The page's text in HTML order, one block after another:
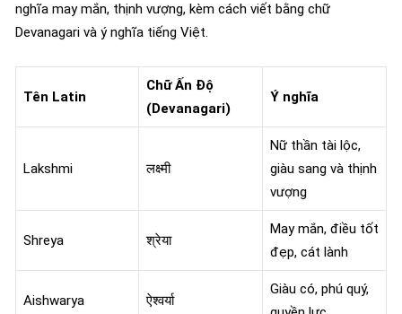
nghĩa may mắn, thịnh vượng, kèm cách viết bằng chữ
Devanagari và ý nghĩa tiếng Việt.
Tên Latin
Chữ Ấn Độ
(Devanagari)
Ý nghĩa
Lakshmi लक्ष्मी
Nữ thần tài lộc,
giàu sang và thịnh
vượng
Shreya श्रेया
May mắn, điều tốt
đẹp, cát lành
Aishwarya ऐश्वर्या
Giàu có, phú quý,